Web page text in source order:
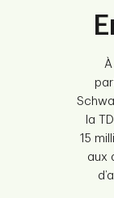
la
15
aux